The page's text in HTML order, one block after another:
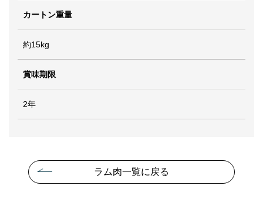
カートン重量
約15kg
賞味期限
2年
ラム肉一覧に戻る